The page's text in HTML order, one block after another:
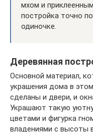
мхом и
постройка точно
одиночке.
Деревянная
Основной материал,
украшения дома в
сделаны и двери, и
Украшают такую
цветами и фигурка
владениями с высоты